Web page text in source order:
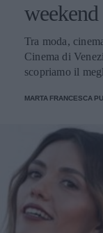
weekend
Tra moda,
Cinema di
scopriamo il
MARTA FRANCESCA